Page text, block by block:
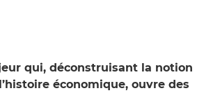
qui, déconstruisant la notion
économique, ouvre des